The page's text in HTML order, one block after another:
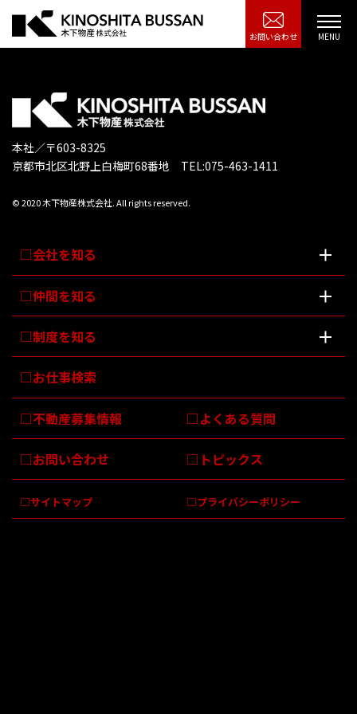
お問い合わせ
本社／〒603-8325
京都市北区北野上白梅町68番地 TEL:075-463-1411
© 2020 木下物産株式会社. All rights reserved.
会社を知る
仲間を知る
制度を知る
お仕事検索
不動産募集情報 よくある質問
お問い合わせ トピックス
サイトマップ プライバシーポリシー